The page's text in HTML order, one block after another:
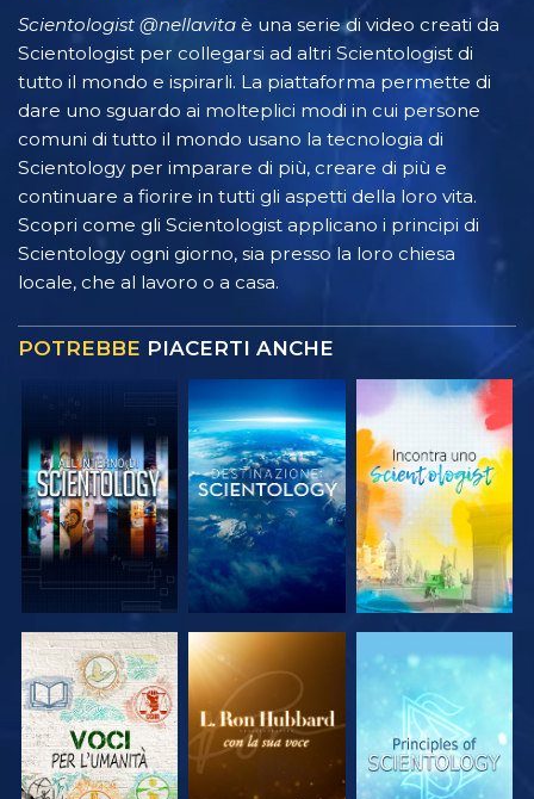
Scientologist @nellavita è una serie di video creati da
Scientologist per collegarsi ad altri Scientologist di
tutto il mondo e ispirarli. La piattaforma permette di
dare uno sguardo ai molteplici modi in cui persone
comuni di tutto il mondo usano la tecnologia di
Scientology per imparare di più, creare di più e
continuare a fiorire in tutti gli aspetti della loro vita.
Scopri come gli Scientologist applicano i principi di
Scientology ogni giorno, sia presso la loro chiesa
locale, che al lavoro o a casa.
POTREBBE PIACERTI ANCHE
ESPLORA LE
SERIE
ESPLORA LE
SERIE
ESPLORA LE
SERIE